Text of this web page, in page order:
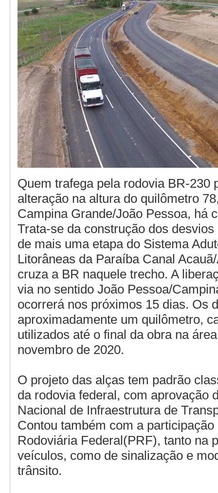
Quem trafega pela rodovia BR-230
alteração na altura do quilômetro
Campina Grande/João Pessoa, há
Trata-se da construção dos
de mais uma etapa do Sistema
Litorâneas da Paraíba Canal
cruza a BR naquele trecho. A
via no sentido João Pessoa/
ocorrerá nos próximos 15 dias. Os
aproximadamente um quilômetro,
utilizados até o final da obra na
novembro de 2020.
O projeto das alças tem padrão
da rodovia federal, com aprovação
Nacional de Infraestrutura de
Contou também com a
Rodoviária Federal(PRF), tanto na
veículos, como de sinalização e
trânsito.